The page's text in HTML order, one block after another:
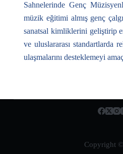
Sahnelerinde Genç
müzik eğitimi almış genç
sanatsal kimliklerini geliştirip
ve uluslararası standartlarda
ulaşmalarını desteklemeyi
Copyright